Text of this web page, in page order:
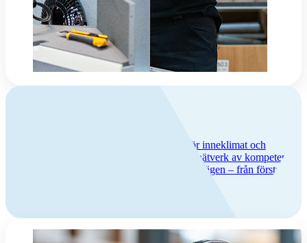
Om Flexit
Vi har över 50 års erfarenhet av lösningar för inneklimat och
ventilation, lång produktgaranti och ett brett nätverk av kompetenta
servicepartners. Hos oss får du trygghet hela vägen – från första